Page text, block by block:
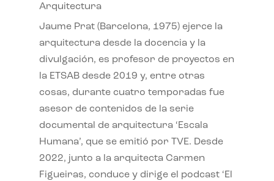
Arquitectura
Jaume Prat (Barcelona, 1975) ejerce la
arquitectura desde la docencia y la
divulgación, es profesor de proyectos en
la ETSAB desde 2019 y, entre otras
cosas, durante cuatro temporadas fue
asesor de contenidos de la serie
documental de arquitectura ‘Escala
Humana’, que se emitió por TVE. Desde
2022, junto a la arquitecta Carmen
Figueiras, conduce y dirige el podcast ‘El